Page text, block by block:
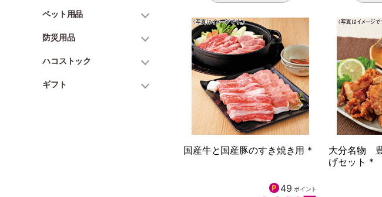
ペット用品
防災用品
ハコストック
ギフト
国産牛と国産豚のすき焼き用 *
49 ポイント
大分名物
げセット *